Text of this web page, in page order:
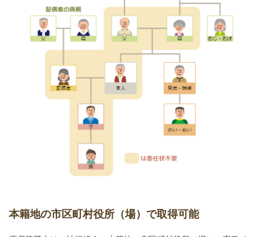
本籍地の市区町村役所（場）で取得可能